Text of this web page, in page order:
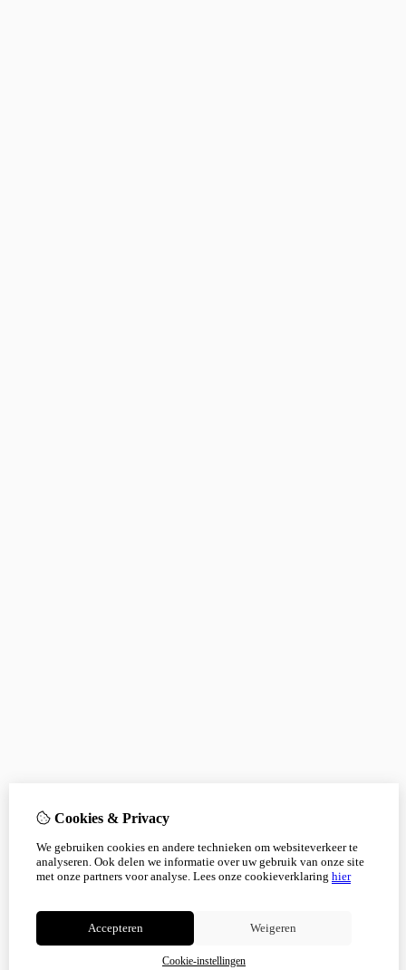
Cookies & Privacy
We gebruiken cookies en andere technieken om websiteverkeer te
analyseren. Ook delen we informatie over uw gebruik van onze site
met onze partners voor analyse. Lees onze cookieverklaring hier
Accepteren Weigeren
Cookie-instellingen